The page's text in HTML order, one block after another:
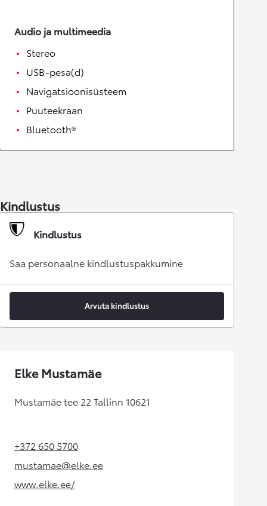
Audio ja multimeedia
Stereo
USB-pesa(d)
Navigatsioonisüsteem
Puuteekraan
Bluetooth®
Kindlustus
Kindlustus
Saa personaalne kindlustuspakkumine
Arvuta kindlustus
Elke Mustamäe
Mustamäe tee 22 Tallinn 10621
+372 650 5700(Opens in new tab)
mustamae@elke.ee
(Opens in new tab)
www.elke.ee/(Opens in new tab)